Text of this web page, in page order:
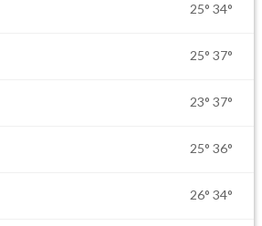
25° 34°
25° 37°
23° 37°
25° 36°
26° 34°